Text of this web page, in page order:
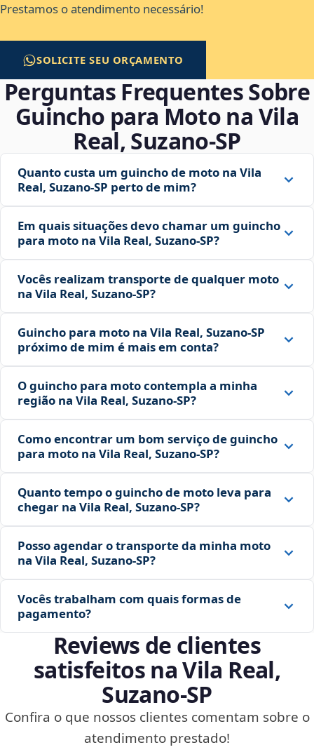
Prestamos o atendimento necessário!
SOLICITE SEU ORÇAMENTO
Perguntas Frequentes Sobre
Guincho para Moto na Vila
Real, Suzano‑SP
Quanto custa um guincho de moto na Vila
Real, Suzano‑SP perto de mim?
Em quais situações devo chamar um guincho
para moto na Vila Real, Suzano‑SP?
Vocês realizam transporte de qualquer moto
na Vila Real, Suzano‑SP?
Guincho para moto na Vila Real, Suzano‑SP
próximo de mim é mais em conta?
O guincho para moto contempla a minha
região na Vila Real, Suzano‑SP?
Como encontrar um bom serviço de guincho
para moto na Vila Real, Suzano‑SP?
Quanto tempo o guincho de moto leva para
chegar na Vila Real, Suzano‑SP?
Posso agendar o transporte da minha moto
na Vila Real, Suzano‑SP?
Vocês trabalham com quais formas de
pagamento?
Reviews de clientes
satisfeitos na Vila Real,
Suzano‑SP
Confira o que nossos clientes comentam sobre o
atendimento prestado!